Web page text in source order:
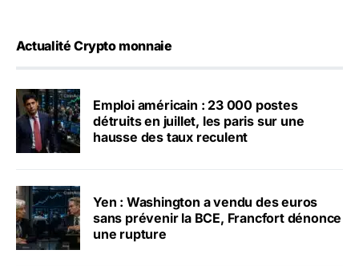
Actualité Crypto monnaie
Emploi américain : 23 000 postes
détruits en juillet, les paris sur une
hausse des taux reculent
Yen : Washington a vendu des euros
sans prévenir la BCE, Francfort dénonce
une rupture